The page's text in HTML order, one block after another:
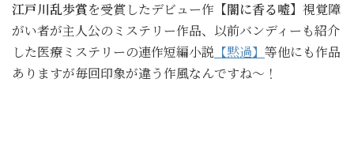
江戸川乱歩賞を受賞したデビュー作 【闇に香る嘘】 視覚障
がい者が主人公のミステリー作品、以前バンディーも紹介
した医療ミステリーの連作短編小説 【黙過】 等他にも作品
ありますが毎回印象が違う作風なんですね～！